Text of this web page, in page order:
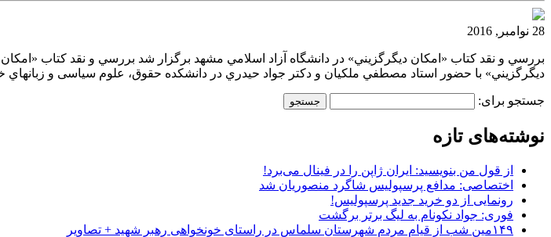
28 نوامبر, 2016
بررسي و نقد كتاب «امكان ديگرگزيني» در دانشگاه آزاد اسلامي مشهد برگزار شد بررسي و نقد كتاب
ديگرگزيني» با حضور استاد مصطفي ملكيان و دكتر جواد حيدري در دانشکده حقوق، علوم سیاسی و زبانهاي
جستجو برای:
نوشته‌های تازه
از قول من بنویسید: ایران ژاپن را در فینال می‌برد!
اختصاصی: مدافع پرسپولیس شاگرد منصوریان شد
رونمایی از دو خرید جدید پرسپولیس!
فوری: جواد نکونام به لیگ برتر برگشت
۱۴۹مین شب از قیام مردم شهرستان سلماس در راستای خونخواهی رهبر شهید + تصاویر